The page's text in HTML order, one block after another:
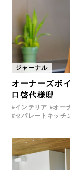
オンライン見
ジャーナル
オーナーズボ
口啓代様邸
インテリア オー
セパレートキッチ